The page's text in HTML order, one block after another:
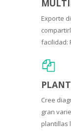
Exporte
facilidad:
Cree
gran
plantillas